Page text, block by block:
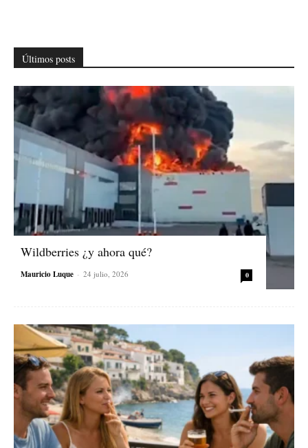
Últimos posts
Wildberries ¿y ahora qué?
Mauricio Luque - 24 julio, 2026 0